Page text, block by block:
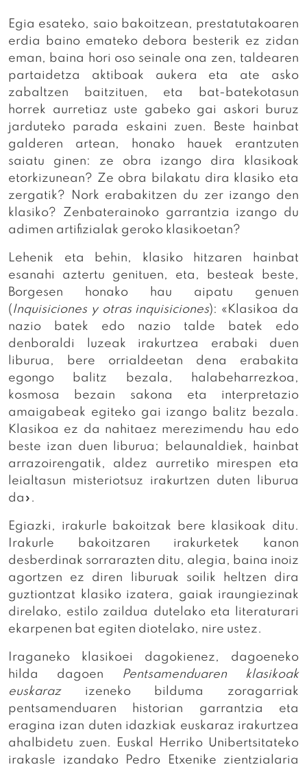
Egia esateko, saio bakoitzean, prestatutakoaren
erdia baino emateko debora besterik ez zidan
eman, baina hori oso seinale ona zen, taldearen
partaidetza aktiboak aukera eta ate asko
zabaltzen baitzituen, eta bat-batekotasun
horrek aurretiaz uste gabeko gai askori buruz
jarduteko parada eskaini zuen. Beste hainbat
galderen artean, honako hauek erantzuten
saiatu ginen: ze obra izango dira klasikoak
etorkizunean? Ze obra bilakatu dira klasiko eta
zergatik? Nork erabakitzen du zer izango den
klasiko? Zenbaterainoko garrantzia izango du
adimen artifizialak geroko klasikoetan?
Lehenik eta behin, klasiko hitzaren hainbat
esanahi aztertu genituen, eta, besteak beste,
Borgesen honako hau aipatu genuen
( Inquisiciones y otras inquisiciones): «Klasikoa da
nazio batek edo nazio talde batek edo
denboraldi luzeak irakurtzea erabaki duen
liburua, bere orrialdeetan dena erabakita
egongo balitz bezala, halabeharrezkoa,
kosmosa bezain sakona eta interpretazio
amaigabeak egiteko gai izango balitz bezala.
Klasikoa ez da nahitaez merezimendu hau edo
beste izan duen liburua; belaunaldiek, hainbat
arrazoirengatik, aldez aurretiko mirespen eta
leialtasun misteriotsuz irakurtzen duten liburua
da».
Egiazki, irakurle bakoitzak bere klasikoak ditu.
Irakurle bakoitzaren irakurketek kanon
desberdinak sorrarazten ditu, alegia, baina inoiz
agortzen ez diren liburuak soilik heltzen dira
guztiontzat klasiko izatera, gaiak iraungiezinak
direlako, estilo zaildua dutelako eta literaturari
ekarpenen bat egiten diotelako, nire ustez.
Iraganeko klasikoei dagokienez, dagoeneko
hilda dagoen
Pentsamenduaren klasikoak
euskarazizeneko bilduma zoragarriak
pentsamenduaren historian garrantzia eta
eragina izan duten idazkiak euskaraz irakurtzea
ahalbidetu zuen. Euskal Herriko Unibertsitateko
irakasle izandako Pedro Etxenike zientzialaria